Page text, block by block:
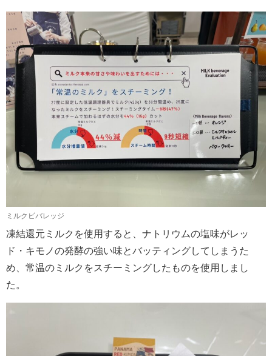
ミルクビバレッジ
凍結還元ミルクを使用すると、ナトリウムの塩味がレッ
ド・キモノの発酵の強い味とバッティングしてしまうた
め、常温のミルクをスチーミングしたものを使用しまし
た。